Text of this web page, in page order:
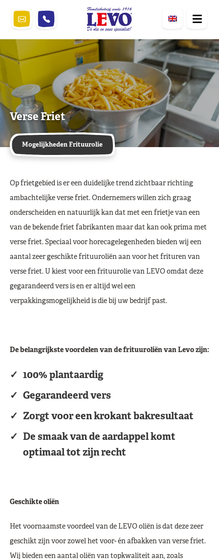
Verse Friet
Mogelijkheden Frituurolie
Op frietgebied is er een duidelijke trend zichtbaar richting
ambachtelijke verse friet. Ondernemers willen zich graag
onderscheiden en natuurlijk kan dat met een frietje van een
van de bekende friet fabrikanten maar dat kan ook prima met
verse friet. Speciaal voor horecagelegenheden bieden wij een
aantal zeer geschikte frituuroliën aan voor het frituren van
verse friet. U kiest voor een frituurolie van LEVO omdat deze
gegarandeerd vers is en er altijd wel een
verpakkingsmogelijkheid is die bij uw bedrijf past.
De belangrijkste voordelen van de frituuroliën van Levo zijn:
100% plantaardig
Gegarandeerd vers
Zorgt voor een krokant bakresultaat
De smaak van de aardappel komt
optimaal tot zijn recht
Geschikte oliën
Het voornaamste voordeel van de LEVO oliën is dat deze zeer
geschikt zijn voor zowel het voor- én afbakken van verse friet.
Wij bieden een aantal oliën van topkwaliteit aan, zoals